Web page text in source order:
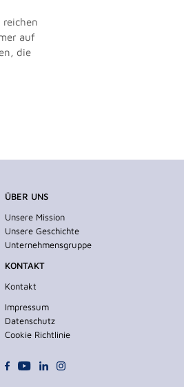
reichen
auf
die
ÜBER UNS
Unsere Mission
Unsere Geschichte
Unternehmensgruppe
KONTAKT
Kontakt
Impressum
Datenschutz
Cookie Richtlinie